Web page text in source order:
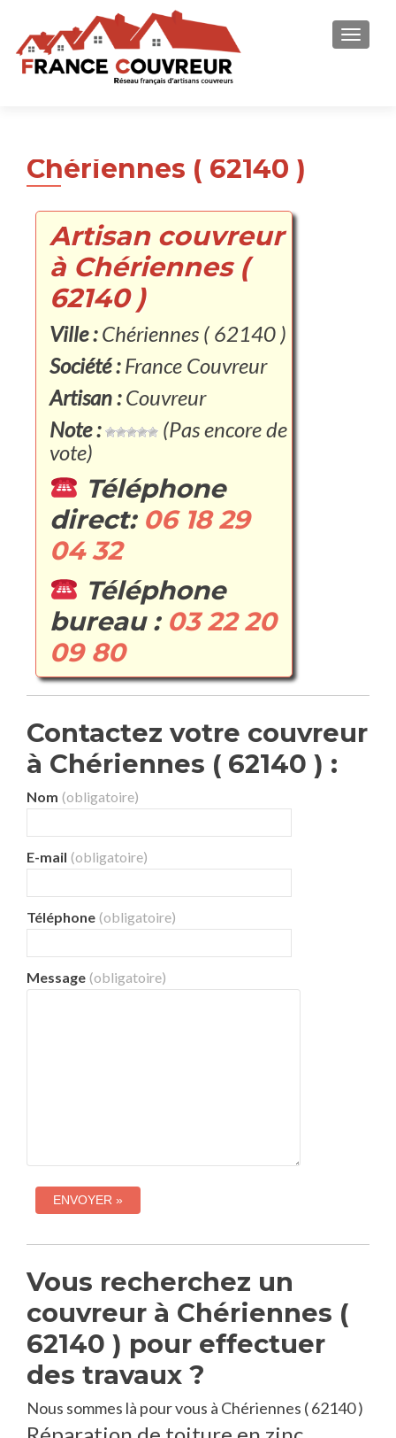
Chériennes ( 62140 )
Artisan couvreur
à Chériennes (
62140 )
Ville :Chériennes ( 62140 )
Société :France Couvreur
Artisan :Couvreur
Note :
(Pas encore de
vote)
Téléphone
direct: 06 18 29
04 32
Téléphone
bureau : 03 22 20
09 80
Contactez votre couvreur
à Chériennes ( 62140 ) :
Nom (obligatoire)
E-mail (obligatoire)
Téléphone (obligatoire)
Message (obligatoire)
Vous recherchez un
couvreur à Chériennes (
62140 ) pour effectuer
des travaux ?
Nous sommes là pour vous à Chériennes ( 62140 )